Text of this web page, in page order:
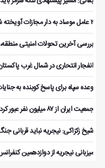
۲ عامل موساد به دار مجازات آویخته شدند
بررسی آخرین تحولات امنیتی
انفجار انتحاری در شمال غرب پاکستان ۷ کشته برجای
وعده سپاه برای پاسخ کوبنده به
جمعیت ایران از ۸۷ میلیون نفر عبور کرد
شیخ زکزاکی: نیجریه نباید قربانی
میزبانی نیجریه از دوازدهمین